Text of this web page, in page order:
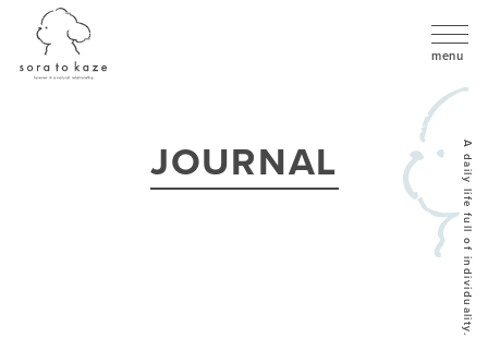
A daily life full of individuality.
JOURNAL